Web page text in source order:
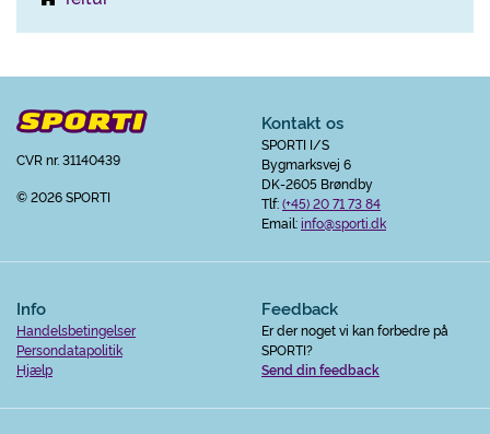
CVR nr. 31140439
© 2026 SPORTI
Kontakt os
SPORTI I/S
Bygmarksvej 6
DK-2605 Brøndby
Tlf:(+45) 20 71 73 84
Email:info@sporti.dk
Info
Handelsbetingelser
Persondatapolitik
Hjælp
Feedback
Er der noget vi kan forbedre på
SPORTI?
Send din feedback